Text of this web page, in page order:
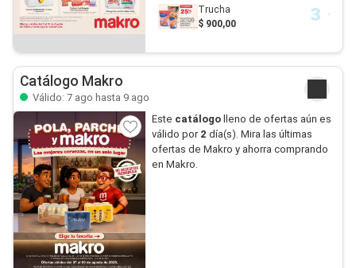
Trucha
$ 900,00
Catálogo Makro
Válido: 7 ago hasta 9 ago
Este catálogolleno de ofertas aún es
válido por 2 día(s). Mira las últimas
ofertas de Makro y ahorra comprando
en Makro.